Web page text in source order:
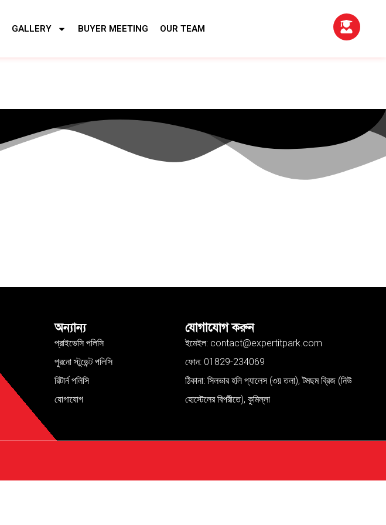
GALLERY BUYER MEETING OUR TEAM
অন্যান্য
প্রাইভেসি পলিসি
পুরনো স্টুডেন্ট পলিসি
রিটার্ন পলিসি
যোগাযোগ
যোগাযোগ করুন
ইমেইল: contact@expertitpark.com
ফোন: 01829-234069
ঠিকানা: সিলভার হলি প্যালেস (৩য় তলা), টমছম ব্রিজ (নিউ
হোস্টেলের বিপরীতে), কুমিল্লা